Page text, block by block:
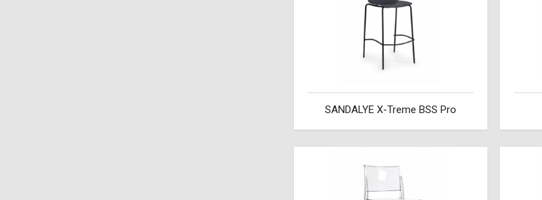
SANDALYE X-Treme BSS Pro